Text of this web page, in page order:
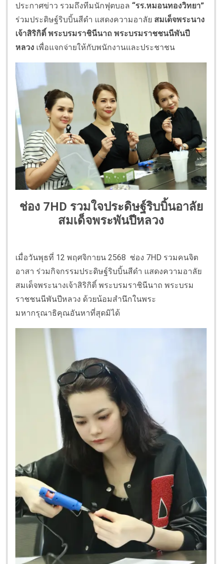
ประกาศข่าว รวมถึงทีมนักฟุตบอล “รร.หมอนทองวิทยา”
ร่วมประดิษฐ์ริบบิ้นสีดำ แสดงความอาลัย สมเด็จพระนาง
เจ้าสิริกิติ์ พระบรมราชินีนาถ พระบรมราชชนนีพันปี
หลวง เพื่อแจกจ่ายให้กับพนักงานและประชาชน
ช่อง 7HD รวมใจประดิษฐ์ริบบิ้นอาลัย
สมเด็จพระพันปีหลวง
เมื่อวันพุธที่ 12 พฤศจิกายน 2568 ช่อง 7HD รวมคนจิต
อาสา ร่วมกิจกรรมประดิษฐ์ริบบิ้นสีดำ แสดงความอาลัย
สมเด็จพระนางเจ้าสิริกิติ์ พระบรมราชินีนาถ พระบรม
ราชชนนีพันปีหลวง ด้วยน้อมสำนึกในพระ
มหากรุณาธิคุณอันหาที่สุดมิได้